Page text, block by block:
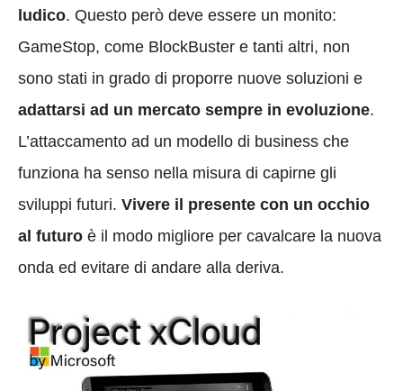
ludico. Questo però deve essere un monito:
GameStop, come BlockBuster e tanti altri, non
sono stati in grado di proporre nuove soluzioni e
adattarsi ad un mercato sempre in evoluzione.
L’attaccamento ad un modello di business che
funziona ha senso nella misura di capirne gli
sviluppi futuri. Vivere il presente con un occhio
al futuro è il modo migliore per cavalcare la nuova
onda ed evitare di andare alla deriva.